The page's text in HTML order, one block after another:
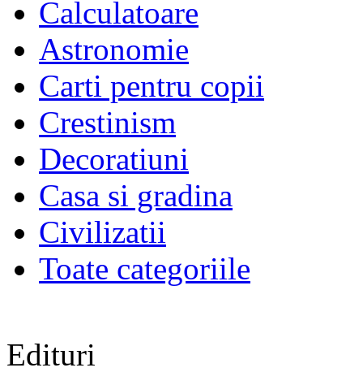
Calculatoare
Astronomie
Carti pentru copii
Crestinism
Decoratiuni
Casa si gradina
Civilizatii
Toate categoriile
Edituri